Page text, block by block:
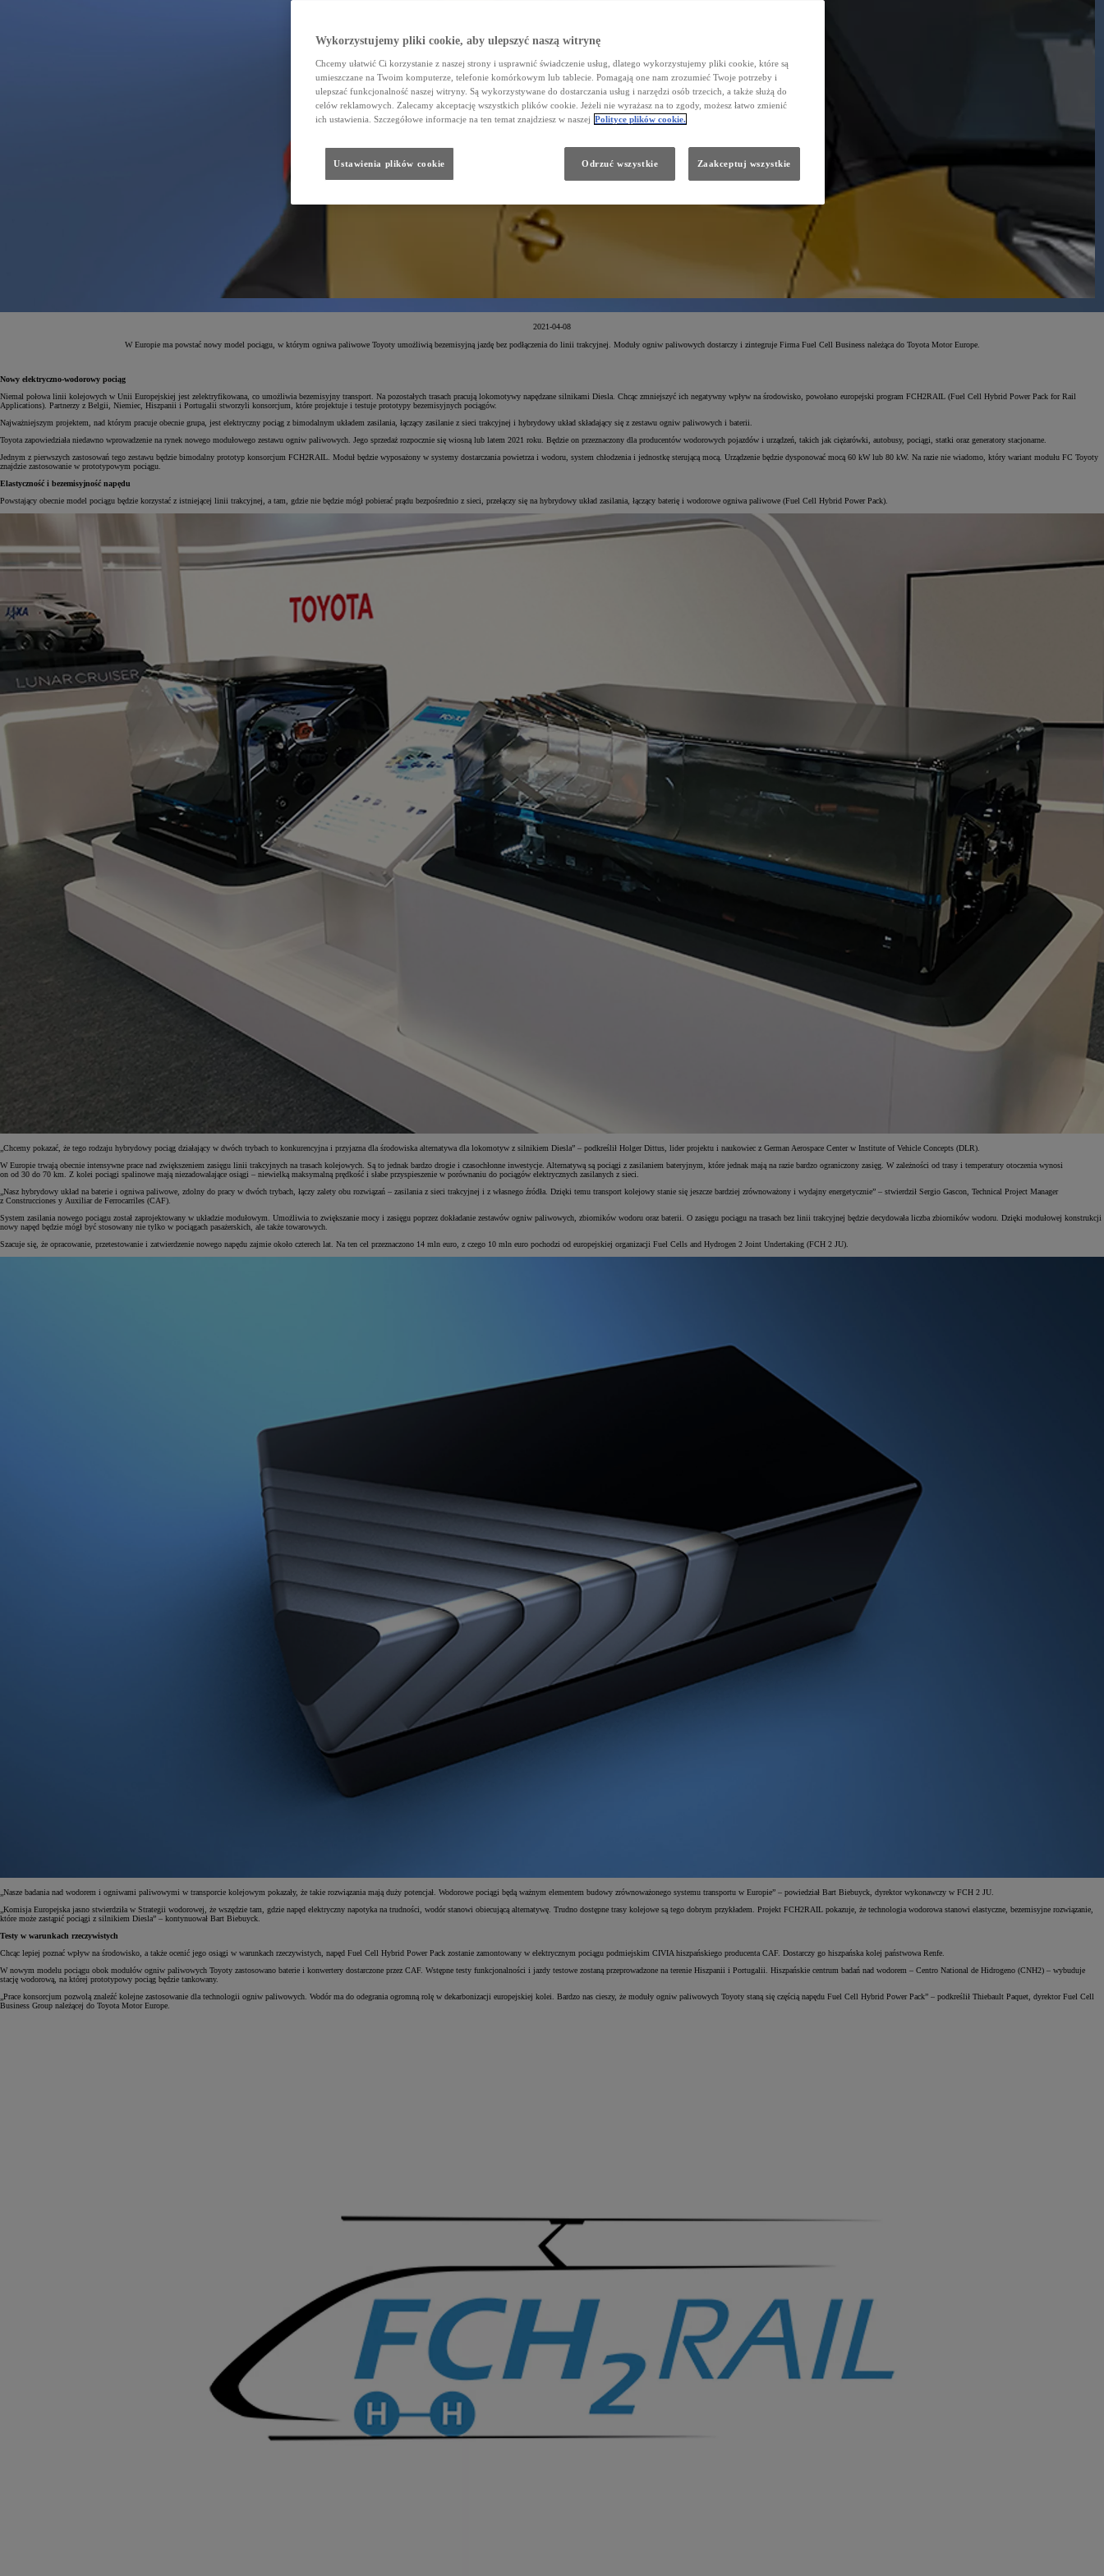
2021-04-08
W Europie ma powstać nowy model pociągu, w którym ogniwa paliwowe Toyoty umożliwią bezemisyjną jazdę bez podłączenia do linii trakcyjnej. Moduły ogniw paliwowych dostarczy i zintegruje Firma Fuel Cell Business należąca do Toyota Motor Europe.
Nowy elektryczno-wodorowy pociąg
Niemal połowa linii kolejowych w Unii Europejskiej jest zelektryfikowana, co umożliwia bezemisyjny transport. Na pozostałych trasach pracują lokomotywy napędzane silnikami Diesla. Chcąc zmniejszyć ich negatywny wpływ na środowisko, powołano europejski program FCH2RAIL (Fuel Cell Hybrid Power Pack for Rail
Applications). Partnerzy z Belgii, Niemiec, Hiszpanii i Portugalii stworzyli konsorcjum, które projektuje i testuje prototypy bezemisyjnych pociągów.
Najważniejszym projektem, nad którym pracuje obecnie grupa, jest elektryczny pociąg z bimodalnym układem zasilania, łączący zasilanie z sieci trakcyjnej i hybrydowy układ składający się z zestawu ogniw paliwowych i baterii.
Toyota zapowiedziała niedawno wprowadzenie na rynek nowego modułowego zestawu ogniw paliwowych. Jego sprzedaż rozpocznie się wiosną lub latem 2021 roku. Będzie on przeznaczony dla producentów wodorowych pojazdów i urządzeń, takich jak ciężarówki, autobusy, pociągi, statki oraz generatory stacjonarne.
Jednym z pierwszych zastosowań tego zestawu będzie bimodalny prototyp konsorcjum FCH2RAIL. Moduł będzie wyposażony w systemy dostarczania powietrza i wodoru, system chłodzenia i jednostkę sterującą mocą. Urządzenie będzie dysponować mocą 60 kW lub 80 kW. Na razie nie wiadomo, który wariant modułu FC Toyoty
znajdzie zastosowanie w prototypowym pociągu.
Elastyczność i bezemisyjność napędu
Powstający obecnie model pociągu będzie korzystać z istniejącej linii trakcyjnej, a tam, gdzie nie będzie mógł pobierać prądu bezpośrednio z sieci, przełączy się na hybrydowy układ zasilania, łączący baterię i wodorowe ogniwa paliwowe (Fuel Cell Hybrid Power Pack).
„Chcemy pokazać, że tego rodzaju hybrydowy pociąg działający w dwóch trybach to konkurencyjna i przyjazna dla środowiska alternatywa dla lokomotyw z silnikiem Diesla” – podkreślił Holger Dittus, lider projektu i naukowiec z German Aerospace Center w Institute of Vehicle Concepts (DLR).
W Europie trwają obecnie intensywne prace nad zwiększeniem zasięgu linii trakcyjnych na trasach kolejowych. Są to jednak bardzo drogie i czasochłonne inwestycje. Alternatywą są pociągi z zasilaniem bateryjnym, które jednak mają na razie bardzo ograniczony zasięg. W zależności od trasy i temperatury otoczenia wynosi
on od 30 do 70 km. Z kolei pociągi spalinowe mają niezadowalające osiągi – niewielką maksymalną prędkość i słabe przyspieszenie w porównaniu do pociągów elektrycznych zasilanych z sieci.
„Nasz hybrydowy układ na baterie i ogniwa paliwowe, zdolny do pracy w dwóch trybach, łączy zalety obu rozwiązań – zasilania z sieci trakcyjnej i z własnego źródła. Dzięki temu transport kolejowy stanie się jeszcze bardziej zrównoważony i wydajny energetycznie” – stwierdził Sergio Gascon, Technical Project Manager
z Construcciones y Auxiliar de Ferrocarriles (CAF).
System zasilania nowego pociągu został zaprojektowany w układzie modułowym. Umożliwia to zwiększanie mocy i zasięgu poprzez dokładanie zestawów ogniw paliwowych, zbiorników wodoru oraz baterii. O zasięgu pociągu na trasach bez linii trakcyjnej będzie decydowała liczba zbiorników wodoru. Dzięki modułowej konstrukcji
nowy napęd będzie mógł być stosowany nie tylko w pociągach pasażerskich, ale także towarowych.
Szacuje się, że opracowanie, przetestowanie i zatwierdzenie nowego napędu zajmie około czterech lat. Na ten cel przeznaczono 14 mln euro, z czego 10 mln euro pochodzi od europejskiej organizacji Fuel Cells and Hydrogen 2 Joint Undertaking (FCH 2 JU).
„Nasze badania nad wodorem i ogniwami paliwowymi w transporcie kolejowym pokazały, że takie rozwiązania mają duży potencjał. Wodorowe pociągi będą ważnym elementem budowy zrównoważonego systemu transportu w Europie” – powiedział Bart Biebuyck, dyrektor wykonawczy w FCH 2 JU.
„Komisja Europejska jasno stwierdziła w Strategii wodorowej, że wszędzie tam, gdzie napęd elektryczny napotyka na trudności, wodór stanowi obiecującą alternatywę. Trudno dostępne trasy kolejowe są tego dobrym przykładem. Projekt FCH2RAIL pokazuje, że technologia wodorowa stanowi elastyczne, bezemisyjne rozwiązanie,
które może zastąpić pociągi z silnikiem Diesla” – kontynuował Bart Biebuyck.
Testy w warunkach rzeczywistych
Chcąc lepiej poznać wpływ na środowisko, a także ocenić jego osiągi w warunkach rzeczywistych, napęd Fuel Cell Hybrid Power Pack zostanie zamontowany w elektrycznym pociągu podmiejskim CIVIA hiszpańskiego producenta CAF. Dostarczy go hiszpańska kolej państwowa Renfe.
W nowym modelu pociągu obok modułów ogniw paliwowych Toyoty zastosowano baterie i konwertery dostarczone przez CAF. Wstępne testy funkcjonalności i jazdy testowe zostaną przeprowadzone na terenie Hiszpanii i Portugalii. Hiszpańskie centrum badań nad wodorem – Centro National de Hidrogeno (CNH2) – wybuduje
stację wodorową, na której prototypowy pociąg będzie tankowany.
„Prace konsorcjum pozwolą znaleźć kolejne zastosowanie dla technologii ogniw paliwowych. Wodór ma do odegrania ogromną rolę w dekarbonizacji europejskiej kolei. Bardzo nas cieszy, że moduły ogniw paliwowych Toyoty staną się częścią napędu Fuel Cell Hybrid Power Pack” – podkreślił Thiebault Paquet, dyrektor Fuel Cell
Business Group należącej do Toyota Motor Europe.
Wykorzystujemy pliki cookie, aby ulepszyć naszą witrynę
Chcemy ułatwić Ci korzystanie z naszej strony i usprawnić świadczenie usług, dlatego wykorzystujemy pliki cookie, które są
umieszczane na Twoim komputerze, telefonie komórkowym lub tablecie. Pomagają one nam zrozumieć Twoje potrzeby i
ulepszać funkcjonalność naszej witryny. Są wykorzystywane do dostarczania usług i narzędzi osób trzecich, a także służą do
celów reklamowych. Zalecamy akceptację wszystkich plików cookie. Jeżeli nie wyrażasz na to zgody, możesz łatwo zmienić
ich ustawienia. Szczegółowe informacje na ten temat znajdziesz w naszej Polityce plików cookie.
Odrzuć wszystkie Zaakceptuj wszystkie
Ustawienia plików cookie